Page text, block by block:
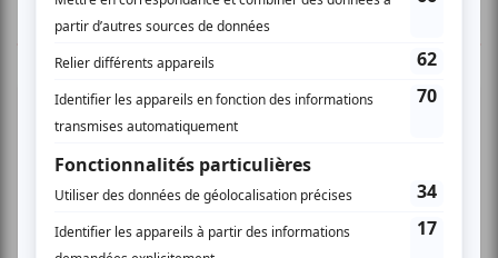
TOUTES LES OFFRES